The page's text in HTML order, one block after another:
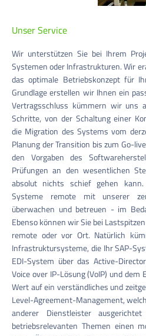
Unser Service
Wir unterstützen Sie bei Ihrem
Systemen oder Infrastrukturen. Wir
das optimale Betriebskonzept für
Grundlage erstellen wir Ihnen ein
Vertragsschluss kümmern wir uns
Schritte, von der Schaltung einer
die Migration des Systems vom
Planung der Transition bis zum Go-
den Vorgaben des
Prüfungen an den wesentlichen
absolut nichts schief gehen
Systeme remote mit unserer
überwachen und betreuen - im
Ebenso können wir Sie bei
remote oder vor Ort. Natürlich
Infrastruktursysteme, die Ihr SAP-
EDI-System über das Active-
Voice over IP-Lösung (VoIP) und
Wert auf ein verständliches und
Level-Agreement-Management,
anderer Dienstleister
betriebsrelevanten Themen einen